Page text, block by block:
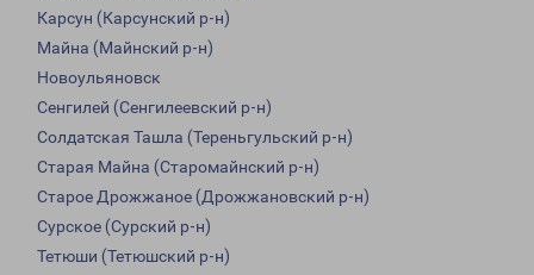
Карсун (Карсунский р-н)
Майна (Майнский р-н)
Новоульяновск
Сенгилей (Сенгилеевский р-н)
Солдатская Ташла (Тереньгульский р-н)
Старая Майна (Старомайнский р-н)
Старое Дрожжаное (Дрожжановский р-н)
Сурское (Сурский р-н)
Тетюши (Тетюшский р-н)